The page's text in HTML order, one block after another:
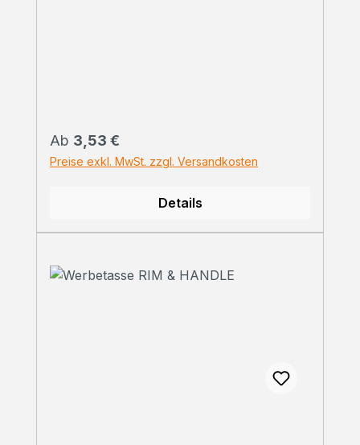
Regulärer Preis:
Ab 3,53 €
Preise exkl. MwSt. zzgl. Versandkosten
Details